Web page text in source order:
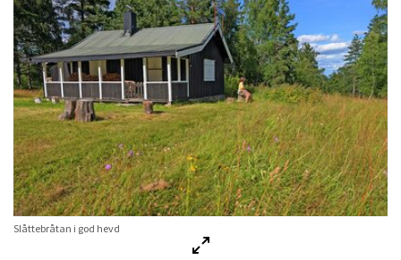
Slåttebråtan i god hevd